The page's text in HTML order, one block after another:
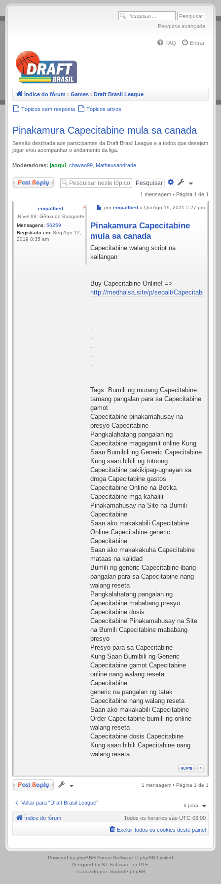
.
Pesquisa avançada
FAQ Entrar
Índice do fórum ‹ Games ‹ Draft Brasil League
Tópicos sem resposta Tópicos ativos
Pinakamura Capecitabine mula sa canada
Sessão destinada aos participantes da Draft Brasil League e a todos que desejam
jogar e/ou acompanhar o andamento da liga.
Moderadores: jaogui chavao99 Matheusandrade
Responder
Pesquisa
avançada
1 mensagem • Página 1 de 1
empallbed
Nível 69: Gênio do Basquete
Mensagens: 56259
Registrado em: Seg Ago 12,
2019 8:35 am
Mensagem
por empallbed » Qui Ago 19, 2021 5:27 pm
Pinakamura Capecitabine
mula sa canada
Capecitabine walang script na
kailangan
Buy Capecitabine Online! =>
http://medhalsa.site/p/seoalt/
.
.
.
.
.
.
.
.
Tags: Bumili ng murang Capecitabine
tamang pangalan para sa Capecitabine
gamot
Capecitabine pinakamahusay na
presyo Capecitabine
Pangkalahatang pangalan ng
Capecitabine magagamit online Kung
Saan Bumibili ng Generic Capecitabine
Kung saan bibili ng totoong
Capecitabine pakikipag-ugnayan sa
droga Capecitabine gastos
Capecitabine Online na Botika
Capecitabine mga kahalili
Pinakamahusay na Site na Bumili
Capecitabine
Saan ako makakabili Capecitabine
Online Capecitabine generic
Capecitabine
Saan ako makakakuha Capecitabine
mataas na kalidad
Bumili ng generic Capecitabine ibang
pangalan para sa Capecitabine nang
walang reseta
Pangkalahatang pangalan ng
Capecitabine mababang presyo
Capecitabine dosis
Capecitabine Pinakamahusay na Site
na Bumili Capecitabine mababang
presyo
Presyo para sa Capecitabine
Kung Saan Bumibili ng Generic
Capecitabine gamot Capecitabine
online nang walang reseta
Capecitabine
generic na pangalan ng tatak
Capecitabine nang walang reseta
Saan ako makakabili Capecitabine
Order Capecitabine bumili ng online
walang reseta
Capecitabine dosis Capecitabine
Kung saan bibili Capecitabine nang
walang reseta
Responder 1 mensagem • Página 1 de 1
Voltar para “Draft Brasil League” Ir para
Índice do fórum Todos os horários são UTC-03:00
Excluir todos os cookies deste painel
.
Powered by phpBB® Forum Software © phpBB Limited
Designed by ST Software for PTF
Traduzido por: Suporte phpBB